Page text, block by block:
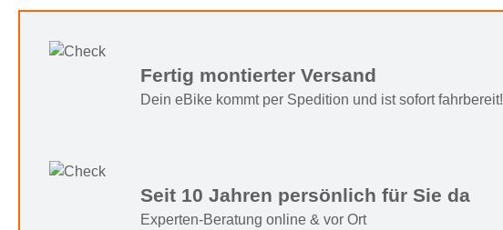
Fertig montierter Versand
Dein eBike kommt per Spedition und ist sofort fahrbereit!
Seit 10 Jahren persönlich für Sie da
Experten-Beratung online & vor Ort